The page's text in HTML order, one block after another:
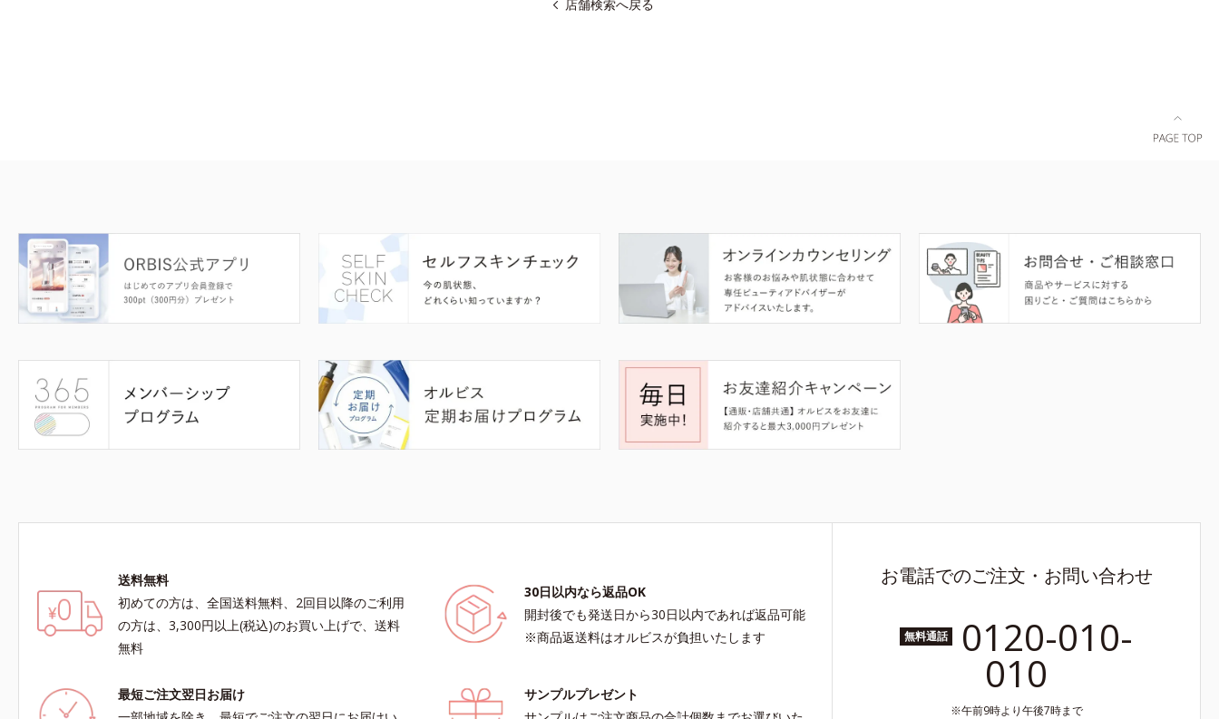
店舗検索へ戻る
送料無料
初めての方は、全国送料無料、2回目以降のご利用
の方は、3,300円以上(税込)のお買い上げで、送料
無料
30日以内なら返品OK
開封後でも発送日から30日以内であれば返品可能
※商品返送料はオルビスが負担いたします
最短ご注文翌日お届け
サンプルプレゼント
お電話でのご注文・お問い合わせ
無料通話 0120-010-
010
午前9時より午後7時まで